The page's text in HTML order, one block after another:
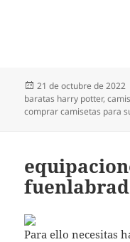
Publicado
el
21 de octubre de 2022
baratas harry potter,
comprar camisetas para
Para ello necesitas